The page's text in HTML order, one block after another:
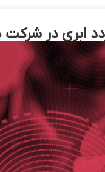
ابری در